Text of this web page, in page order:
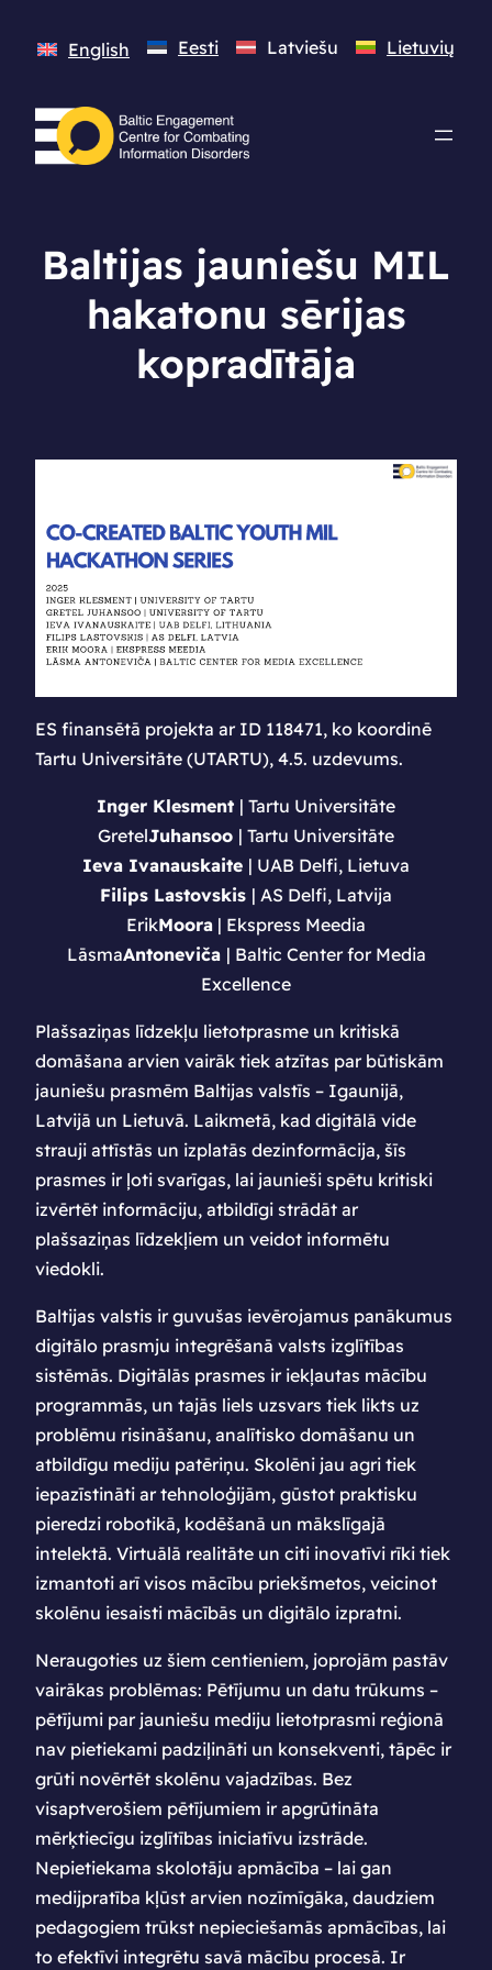
English Eesti Latviešu Lietuvių
Baltijas jauniešu MIL
hakatonu sērijas
kopradītāja
ES finansētā projekta ar ID 118471, ko koordinē
Tartu Universitāte (UTARTU), 4.5. uzdevums.
Inger Klesment | Tartu Universitāte
GretelJuhansoo | Tartu Universitāte
Ieva Ivanauskaite | UAB Delfi, Lietuva
Filips Lastovskis | AS Delfi, Latvija
ErikMoora | Ekspress Meedia
LāsmaAntoneviča | Baltic Center for Media
Excellence
Plašsaziņas līdzekļu lietotprasme un kritiskā
domāšana arvien vairāk tiek atzītas par būtiskām
jauniešu prasmēm Baltijas valstīs – Igaunijā,
Latvijā un Lietuvā. Laikmetā, kad digitālā vide
strauji attīstās un izplatās dezinformācija, šīs
prasmes ir ļoti svarīgas, lai jaunieši spētu kritiski
izvērtēt informāciju, atbildīgi strādāt ar
plašsaziņas līdzekļiem un veidot informētu
viedokli.
Baltijas valstis ir guvušas ievērojamus panākumus
digitālo prasmju integrēšanā valsts izglītības
sistēmās. Digitālās prasmes ir iekļautas mācību
programmās, un tajās liels uzsvars tiek likts uz
problēmu risināšanu, analītisko domāšanu un
atbildīgu mediju patēriņu. Skolēni jau agri tiek
iepazīstināti ar tehnoloģijām, gūstot praktisku
pieredzi robotikā, kodēšanā un mākslīgajā
intelektā. Virtuālā realitāte un citi inovatīvi rīki tiek
izmantoti arī visos mācību priekšmetos, veicinot
skolēnu iesaisti mācībās un digitālo izpratni.
Neraugoties uz šiem centieniem, joprojām pastāv
vairākas problēmas: Pētījumu un datu trūkums –
pētījumi par jauniešu mediju lietotprasmi reģionā
nav pietiekami padziļināti un konsekventi, tāpēc ir
grūti novērtēt skolēnu vajadzības. Bez
visaptverošiem pētījumiem ir apgrūtināta
mērķtiecīgu izglītības iniciatīvu izstrāde.
Nepietiekama skolotāju apmācība – lai gan
medijpratība kļūst arvien nozīmīgāka, daudziem
pedagogiem trūkst nepieciešamās apmācības, lai
to efektīvi integrētu savā mācību procesā. Ir